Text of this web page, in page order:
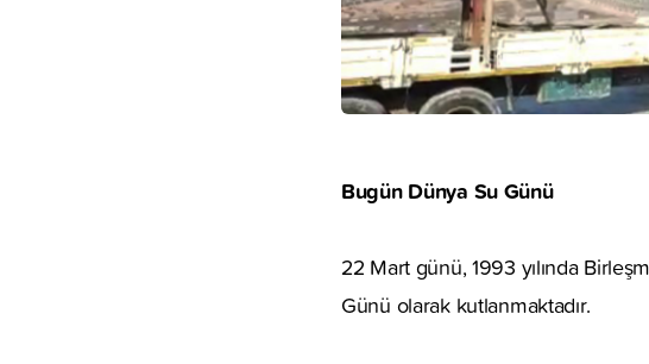
Bugün Dünya Su Günü
22 Mart günü, 1993 yılında
Günü olarak kutlanmaktadır.